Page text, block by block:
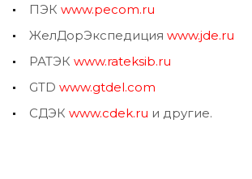
ПЭК www.pecom.ru
ЖелДорЭкспедиция www.jde.ru
РАТЭК www.rateksib.ru
GTD www.gtdel.com
СДЭК www.cdek.ru и другие.